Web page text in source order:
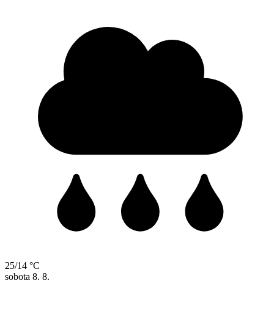
25/14 °C
sobota 8. 8.